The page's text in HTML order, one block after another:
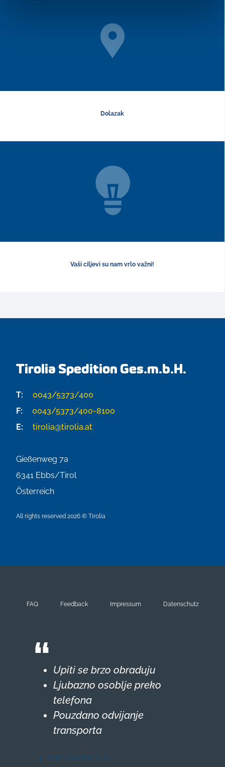
Dolazak
Vaši ciljevi su nam vrlo važni!
Tirolia Spedition Ges.m.b.H.
T:
0043/5373/400
F:
0043/5373/400-8100
E:
tirolia@tirolia.at
Gießenweg 7a
6341 Ebbs/Tirol
Österreich
All rights reserved 2026 © Tirolia
FAQ Feedback Impressum Datenschutz
Upiti se brzo obraduju
Ljubazno osoblje preko
telefona
Pouzdano odvijanje
transporta
4. . Stefano iz Langenfelda